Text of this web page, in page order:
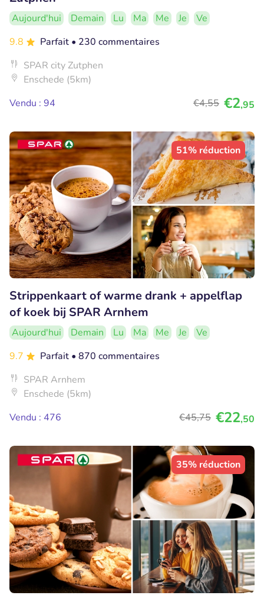
Aujourd'hui Demain Lu Ma Me Je
Ve
9.8
Parfait • 230 commentaires
SPAR city Zutphen
Enschede (5km)
Vendu : 94
€4,55 €2,95
51% réduction
Strippenkaart of warme drank + appelflap
of koek bij SPAR Arnhem
Aujourd'hui Demain Lu Ma Me Je
Ve
9.7
Parfait • 870 commentaires
SPAR Arnhem
Enschede (5km)
Vendu : 476
€45,75 €22,50
35% réduction